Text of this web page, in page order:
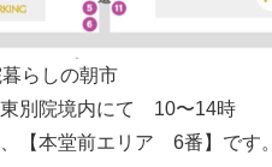
暮らしの朝市
別院境内にて 10〜14時
【本堂前エリア 6番】です。